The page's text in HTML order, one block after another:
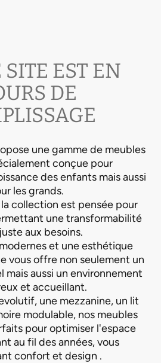
EST EN
DE
une gamme de meubles
conçue pour
des enfants mais aussi
les grands.
collection est pensée pour
une transformabilité
aux besoins.
et une esthétique
vous offre non seulement un
aussi un environnement
et accueillant.
une mezzanine, un lit
modulable, nos meubles
pour optimiser l'espace
au fil des années, vous
confort et design .